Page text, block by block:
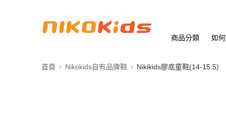
商品分類 如
首頁 Nikokids自有品牌鞋 Nikikids膠底童鞋(14-15.5)